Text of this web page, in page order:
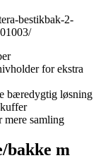
bestikbak-2-
for ekstra
bæredygtig løsning
samling
bakke m